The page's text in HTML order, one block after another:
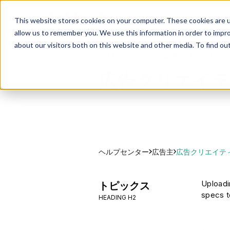
This website stores cookies on your computer. These cookies
allow us to remember you. We use this information in order to
about our visitors both on this website and other media. To find
ヘルプセンター 広告主 広告クリエイテ
トピックス
HEADING H2
specs